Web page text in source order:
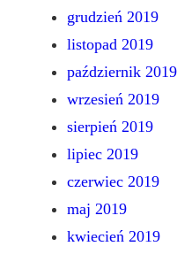
grudzień 2019
listopad 2019
październik 2019
wrzesień 2019
sierpień 2019
lipiec 2019
czerwiec 2019
maj 2019
kwiecień 2019